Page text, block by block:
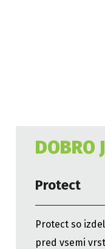
DOBRO
Protect
Protect so
pred vsemi